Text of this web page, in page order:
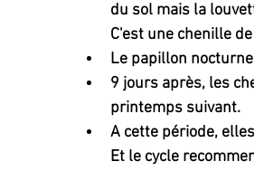
du sol mais la
C'est une chenille
Le papillon
9 jours après, les
printemps suivant.
A cette période,
Et le cycle